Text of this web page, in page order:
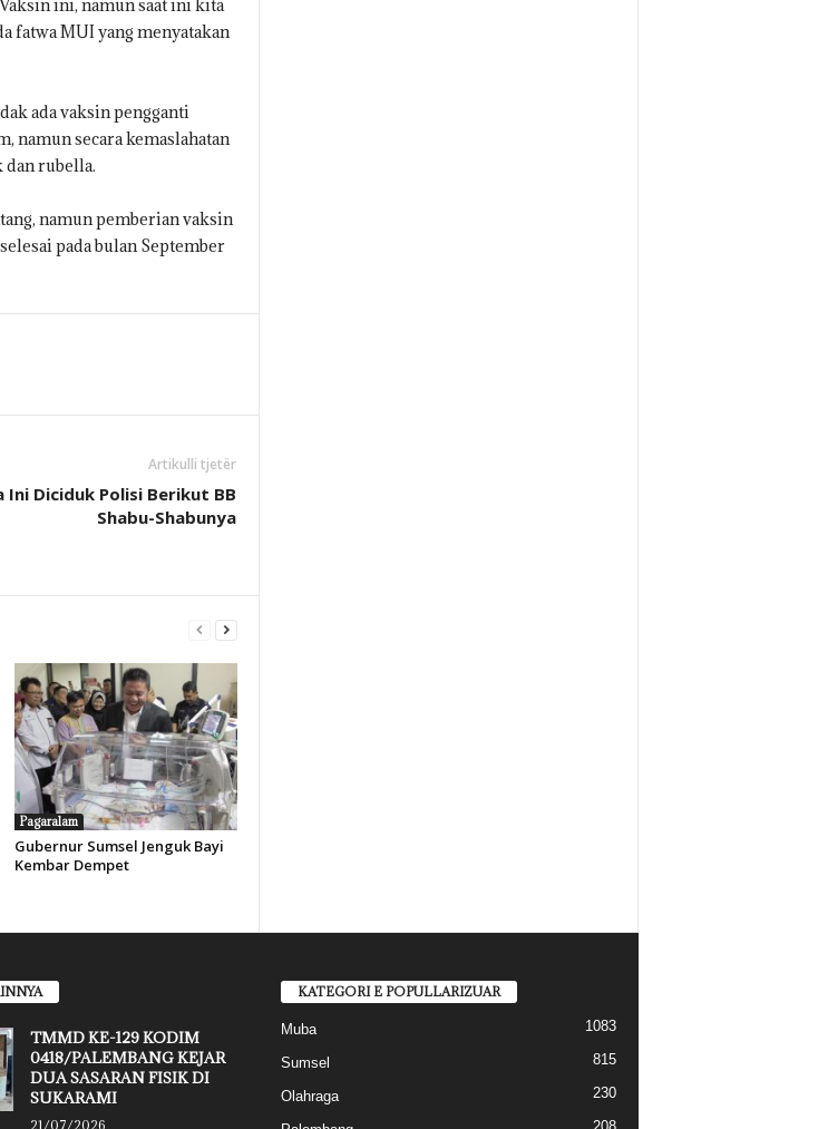
ini, namun saat ini kita
fatwa MUI yang menyatakan
ada vaksin pengganti
namun secara kemaslahatan
rubella.
namun pemberian vaksin
pada bulan September
Artikulli tjetër
Ini Diciduk Polisi Berikut BB
Shabu-Shabunya
Pagaralam
Gubernur Sumsel Jenguk Bayi
Kembar Dempet
TMMD KE-129 KODIM
0418/PALEMBANG KEJAR
DUA SASARAN FISIK DI
SUKARAMI
21/07/2026
KATEGORI E POPULLARIZUAR
Muba 1083
Sumsel 815
Olahraga 230